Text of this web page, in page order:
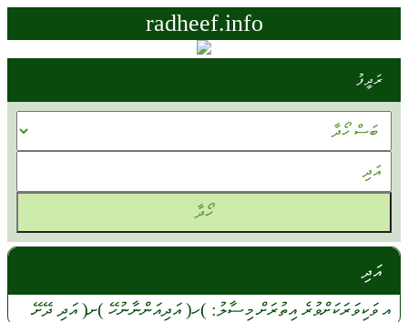
radheef.info
ރަދީފު
އަދި
އވަކިވަރަކަށްވުރެ އިތުރަށްމިސާލު: )ހ(އަދިއަންނާނުހޭ )ށ(އަދި ދޭށޭ